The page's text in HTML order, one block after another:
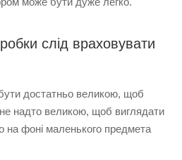
слід враховувати
достатньо великою, щоб
не надто великою, щоб виглядати
на фоні маленького предмета